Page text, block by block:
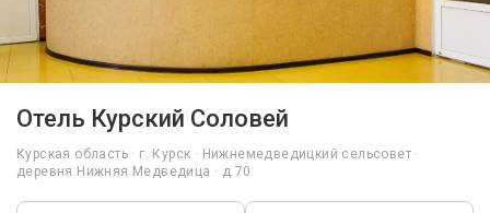
Отель Курский Соловей
Курская область · г. Курск · Нижнемедведицкий сельсовет ·
деревня Нижняя Медведица · д.70